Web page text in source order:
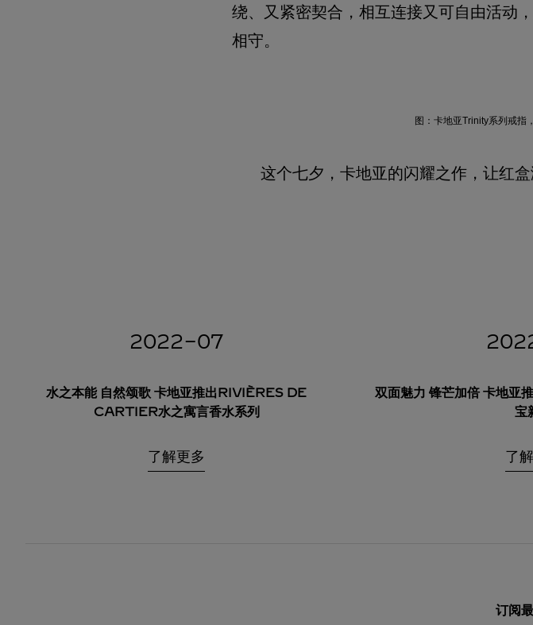
绕、又紧密契合，相互连接又可自由活动
相守。
图：卡地亚Trinity系列戒指
这个七夕，卡地亚的闪耀之作，让红
2022-07
水之本能 自然颂歌 卡地亚推出RIVIÈRES DE
CARTIER水之寓言香水系列
了解更多
双面魅力 锋芒加倍 卡地
宝
了
订阅